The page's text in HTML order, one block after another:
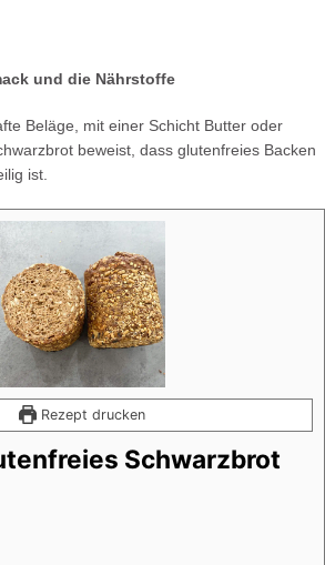
und die Nährstoffe
Beläge, mit einer Schicht Butter oder
beweist, dass glutenfreies Backen
ist.
Rezept drucken
Schwarzbrot